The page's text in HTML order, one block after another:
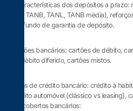
Características dos depósitos a
de TANB, TANL, TANB média),
O fundo de garantia de depósito.
Cartões bancários: cartões de débito,
de débito diferido, cartões mistos.
Tipos de crédito bancário: crédito à
crédito automóvel (clássico vs leasing),
descobertos bancários: